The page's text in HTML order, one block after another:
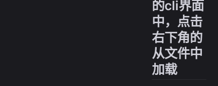
的cli界面
中，点击
右下角的
从文件中
加载